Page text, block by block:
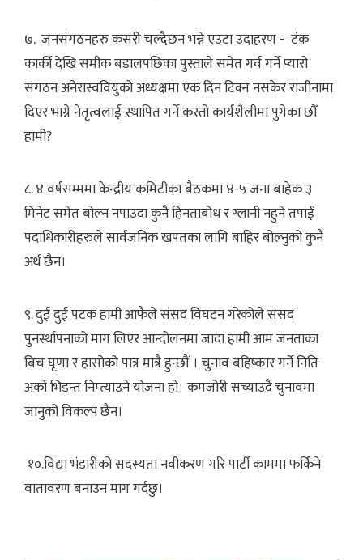
७. जनसंगठनहरु कसरी चल्दैछन भन्ने एउटा उदाहरण - टंक
कार्की देखि समीक बडालपछिका पुस्ताले समेत गर्व गर्ने प्यारो
संगठन अनेरास्ववियुको अध्यक्षमा एक दिन टिक्न नसकेर राजीनामा
दिएर भाग्ने नेतृत्वलाई स्थापित गर्ने कस्तो कार्यशैलीमा पुगेका छौँ
हामी?
८. ४ वर्षसम्ममा केन्द्रीय कमिटीका बैठकमा ४-५ जना बाहेक ३
मिनेट समेत बोल्न नपाउदा कुनै हिनताबोध र ग्लानी नहुने तपाईं
पदाधिकारीहरुले सार्वजनिक खपतका लागि बाहिर बोल्नुको कुनै
अर्थ छैन।
९. दुई दुई पटक हामी आफैले संसद विघटन गरेकोले संसद
पुनर्स्थापनाको माग लिएर आन्दोलनमा जादा हामी आम जनताका
बिच घृणा र हासोको पात्र मात्रै हुन्छौं । चुनाव बहिष्कार गर्ने निति
अर्को भिडन्त निम्त्याउने योजना हो। कमजोरी सच्याउदै चुनावमा
जानुको विकल्प छैन।
१०.विद्या भंडारीको सदस्यता नवीकरण गरि पार्टी काममा फर्किने
वातावरण बनाउन माग गर्दछु।